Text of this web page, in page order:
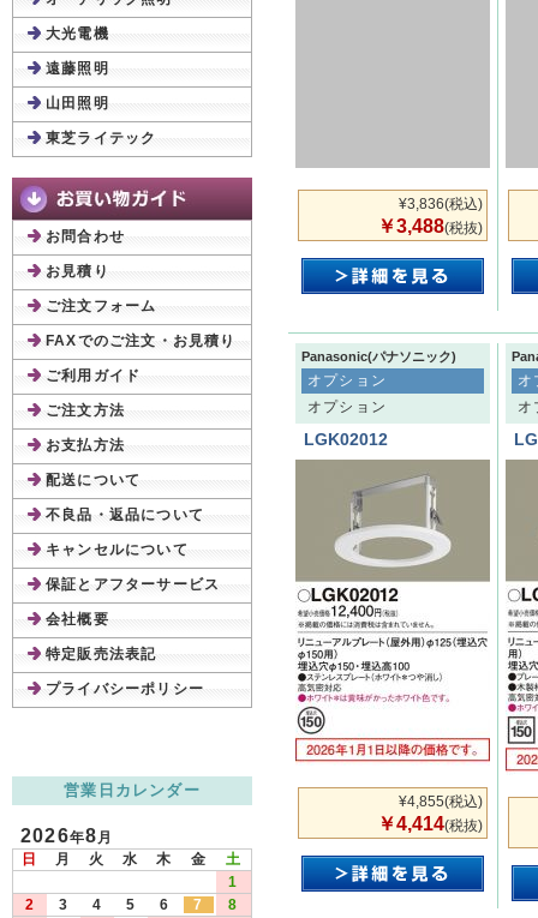
¥3,836(税込)
￥3,488(税抜)
Panasonic(パナソニック)
オプション
オプション
LGK02012
¥4,855(税込)
￥4,414(税抜)
オ
オ
大光電機
遠藤照明
山田照明
東芝ライテック
お問合わせ
お見積り
ご注文フォーム
FAXでのご注文・お見積り
ご利用ガイド
ご注文方法
お支払方法
配送について
不良品・返品について
キャンセルについて
保証とアフターサービス
会社概要
特定販売法表記
プライバシーポリシー
営業日カレンダー
2026年8月
日
月 火 水 木 金
土
1
2
3 4 5 6 7
8